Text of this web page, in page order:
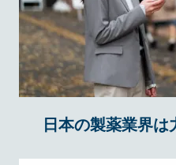
日本の製薬業界